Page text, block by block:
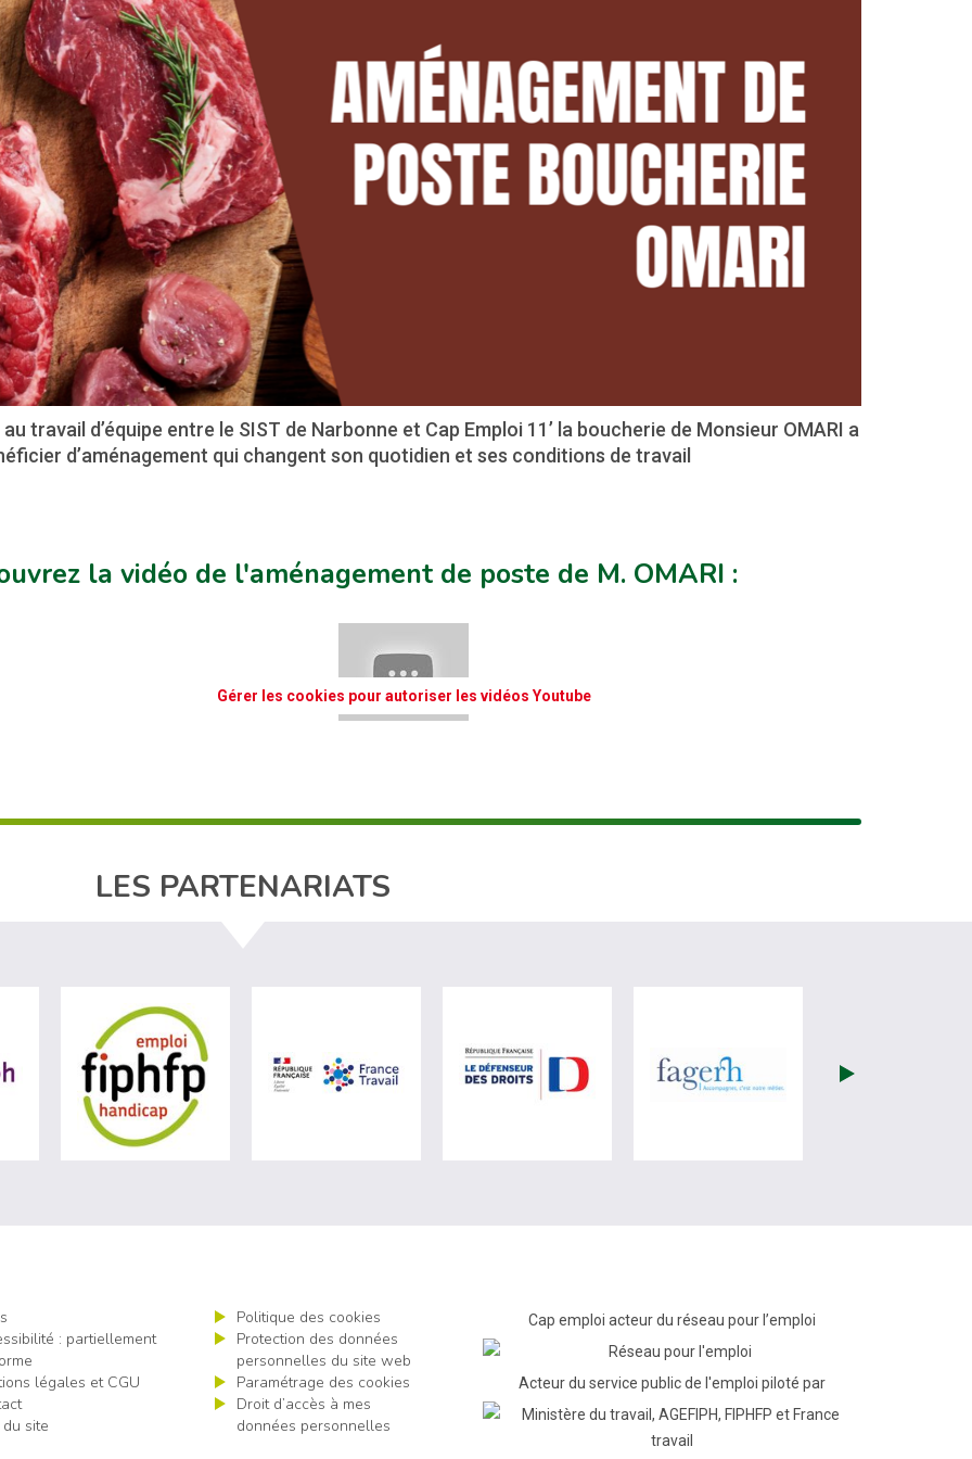
travail d’équipe entre le SIST de Narbonne et Cap Emploi 11’ la boucherie de Monsieur OMARI a
d’aménagement qui changent son quotidien et ses conditions de travail
la vidéo de l'aménagement de poste de M. OMARI :
Gérer les cookies pour autoriser les vidéos Youtube
LES PARTENARIATS
du travail (nouvelle fenêtre)
visiter les site de Agefiph (nouvelle fenêtre)visiter les site de Fiphfp (nouvelle fenêtre)visiter les site de France Travail (nouvelle fenêtre)visiter les site de Défenseur des droits (nouvelle
visiter les site de Fagerh
: partiellement
légales et CGU
site
Politique des cookies
Protection des données
personnelles du site web
Paramétrage des cookies
Droit d’accès à mes
données personnelles
Cap emploi acteur du réseau pour l’emploi
Acteur du service public de l'emploi piloté par